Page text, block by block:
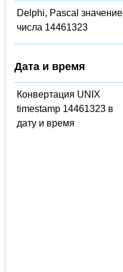
Delphi, Pascal значение
числа 14461323
Дата и время
Конвертация UNIX
timestamp 14461323 в
дату и время